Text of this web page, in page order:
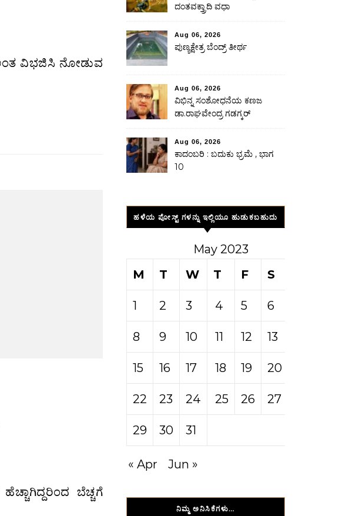
ದಂತವಕ್ತ್ರಾದಿ ವಧಾ
Aug 06, 2026
ಪುಣ್ಯಕ್ಷೇತ್ರ ಬೆಂದ್ರ್ ತೀರ್ಥ
Aug 06, 2026
ವಿಭಿನ್ನ ಸಂಶೋಧನೆಯ ಕಣಜ
ಡಾ.ರಾಘವೇಂದ್ರ ಗಡಗ್ಕರ್
Aug 06, 2026
ಕಾದಂಬರಿ : ಬದುಕು ಭ್ರಮೆ , ಭಾಗ
10
ಹಳೆಯ ಪೋಸ್ಟ್ ಗಳನ್ನು ಇಲ್ಲಿಯೂ ಹುಡುಕಬಹುದು
May 2023
M
T W T F S
1 2 3 4 5 6
8 9 10 11 12 13
15 16 17 18 19 20
22 23 24 25 26 27
29 30 31
« Apr Jun »
ನಿಮ್ಮ ಅನಿಸಿಕೆಗಳು…